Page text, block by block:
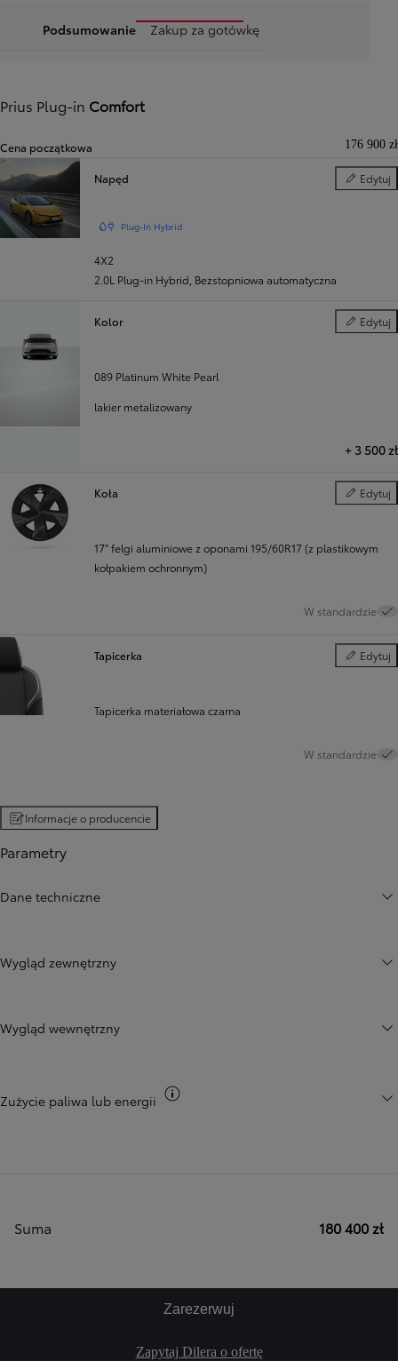
Podsumowanie Zakup za gotówkę
Prius Plug-in Comfort
Cena początkowa 176 900 zł
Napęd Edytuj
Napęd
Plug-In Hybrid
4X2
2.0L Plug-in Hybrid Bezstopniowa automatyczna
Kolor Edytuj
Kolor
089 Platinum White Pearl
lakier metalizowany
+ 3 500 zł
Koła Edytuj
Koła
17" felgi aluminiowe z oponami 195/60R17 (z plastikowym
kołpakiem ochronnym)
W standardzie
Tapicerka Edytuj
Tapicerka
Tapicerka materiałowa czarna
W standardzie
Informacje o producencie
Parametry
Dane techniczne
Wygląd zewnętrzny
Wygląd wewnętrzny
Zużycie paliwa lub energii
Suma 180 400 zł
Zarezerwuj
Zapytaj Dilera o ofertę